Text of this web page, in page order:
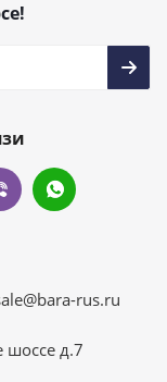
rus.ru
шоссе д.7